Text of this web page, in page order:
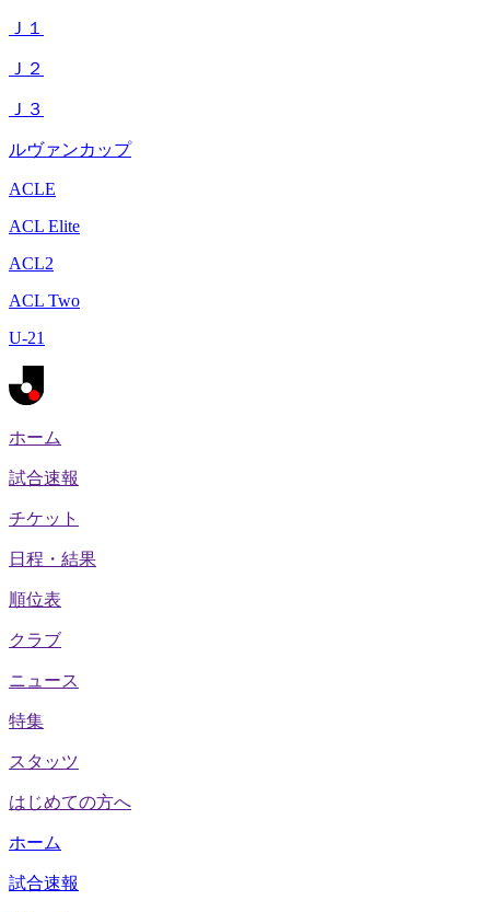
Ｊ１
Ｊ２
Ｊ３
ルヴァンカップ
ACLE
ACL Elite
ACL2
ACL Two
U-21
ホーム
試合速報
チケット
日程・結果
順位表
クラブ
ニュース
特集
スタッツ
はじめての方へ
ホーム
試合速報